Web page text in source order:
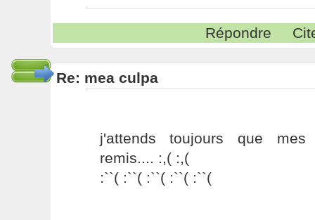
Répondre
Re: mea culpa
j'attends toujours que
remis.... :,( :,(
:``( :``( :``( :``( :``(